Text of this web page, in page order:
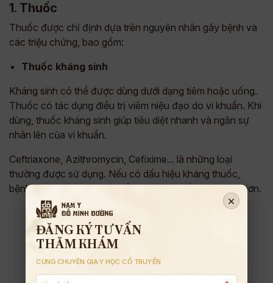
1. Thuốc
Thuốc được chỉ định dựa trên nguyên nhân gây bệnh và
các triệu chứng, bao gồm:
Thuốc kháng sinh
Kháng sinh có thể được dùng dưới dạng tiêm hoặc uống.
Thuốc có tác dụng điều trị viêm niệu đạo do vi khuẩn. Khi
dùng, thuốc kháng sinh giúp tiêu diệt nhanh và ngăn sự
nhân lên của vi khuẩn.
Ceftriaxone, Azithromycin, Cefixime... là những loại
thường được sử dụng. Nếu có dấu hiệu kháng thuốc,
bệnh nhân sẽ được thay đổi một loại thuốc thích hợp hơn.
×
ĐĂNG KÝ TƯ VẤN
THĂM KHÁM
CÙNG CHUYÊN GIA Y HỌC CỔ TRUYỀN